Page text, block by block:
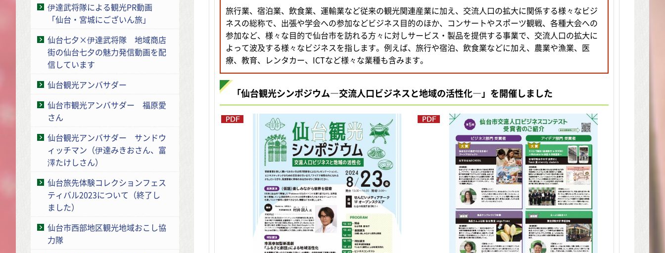
伊達武将隊による観光PR動画
「仙台・宮城にございん旅」
仙台七夕×伊達武将隊 地域商店
街の仙台七夕の魅力発信動画を配
信しています
仙台観光アンバサダー
仙台市観光アンバサダー 福原愛
さん
仙台観光アンバサダー サンドウ
ィッチマン（伊達みきおさん、富
澤たけしさん）
仙台旅先体験コレクションフェス
ティバル2023について（終了し
ました）
仙台市西部地区観光地域おこし協
力隊
旅行業、宿泊業、飲食業、運輸業など従来の観光関連産業に加え、交流人口の拡大に関係する様々なビジ
ネスの総称で、出張や学会への参加などビジネス目的のほか、コンサートやスポーツ観戦、各種大会への
参加など、様々な目的で仙台市を訪れる方々に対しサービス・製品を提供する事業で、交流人口の拡大に
よって波及する様々なビジネスを指します。例えば、旅行や宿泊、飲食業などに加え、農業や漁業、医
療、教育、レンタカー、ICTなど様々な業種も含みます。
「仙台観光シンポジウム―交流人口ビジネスと地域の活性化―」を開催しました